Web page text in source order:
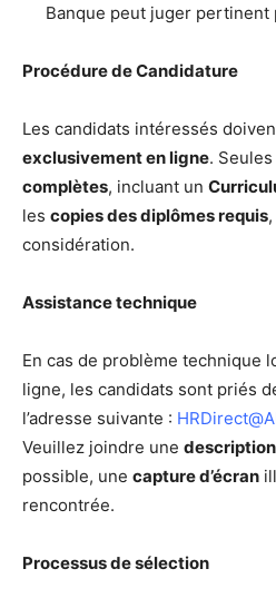
Banque peut juger pertinent
Procédure de Candidature
Les candidats intéressés
exclusivement en ligne.
complètes, incluant un
les copies des diplômes requis
considération.
Assistance technique
En cas de problème technique
ligne, les candidats sont priés
l’adresse suivante :
Veuillez joindre une
possible, une capture d’écran
rencontrée.
Processus de sélection